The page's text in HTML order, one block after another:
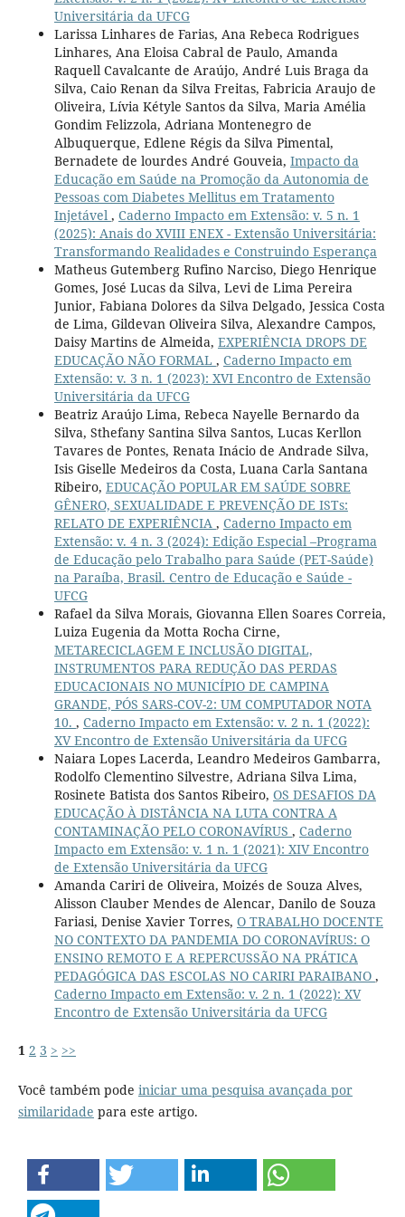
Universitária da UFCG
Larissa Linhares de Farias, Ana Rebeca Rodrigues
Linhares, Ana Eloisa Cabral de Paulo, Amanda
Raquell Cavalcante de Araújo, André Luis Braga da
Silva, Caio Renan da Silva Freitas, Fabricia Araujo de
Oliveira, Lívia Kétyle Santos da Silva, Maria Amélia
Gondim Felizzola, Adriana Montenegro de
Albuquerque, Edlene Régis da Silva Pimental,
Bernadete de lourdes André Gouveia, Impacto da
Educação em Saúde na Promoção da Autonomia de
Pessoas com Diabetes Mellitus em Tratamento
Injetável , Caderno Impacto em Extensão: v. 5 n. 1
(2025): Anais do XVIII ENEX - Extensão Universitária:
Transformando Realidades e Construindo Esperança
Matheus Gutemberg Rufino Narciso, Diego Henrique
Gomes, José Lucas da Silva, Levi de Lima Pereira
Junior, Fabiana Dolores da Silva Delgado, Jessica Costa
de Lima, Gildevan Oliveira Silva, Alexandre Campos,
Daisy Martins de Almeida, EXPERIÊNCIA DROPS DE
EDUCAÇÃO NÃO FORMAL , Caderno Impacto em
Extensão: v. 3 n. 1 (2023): XVI Encontro de Extensão
Universitária da UFCG
Beatriz Araújo Lima, Rebeca Nayelle Bernardo da
Silva, Sthefany Santina Silva Santos, Lucas Kerllon
Tavares de Pontes, Renata Inácio de Andrade Silva,
Isis Giselle Medeiros da Costa, Luana Carla Santana
Ribeiro, EDUCAÇÃO POPULAR EM SAÚDE SOBRE
GÊNERO, SEXUALIDADE E PREVENÇÃO DE ISTs:
RELATO DE EXPERIÊNCIA , Caderno Impacto em
Extensão: v. 4 n. 3 (2024): Edição Especial –Programa
de Educação pelo Trabalho para Saúde (PET-Saúde)
na Paraíba, Brasil. Centro de Educação e Saúde -
UFCG
Rafael da Silva Morais, Giovanna Ellen Soares Correia,
Luiza Eugenia da Motta Rocha Cirne,
METARECICLAGEM E INCLUSÃO DIGITAL,
INSTRUMENTOS PARA REDUÇÃO DAS PERDAS
EDUCACIONAIS NO MUNICÍPIO DE CAMPINA
GRANDE, PÓS SARS-COV-2: UM COMPUTADOR NOTA
10. , Caderno Impacto em Extensão: v. 2 n. 1 (2022):
XV Encontro de Extensão Universitária da UFCG
Naiara Lopes Lacerda, Leandro Medeiros Gambarra,
Rodolfo Clementino Silvestre, Adriana Silva Lima,
Rosinete Batista dos Santos Ribeiro, OS DESAFIOS DA
EDUCAÇÃO À DISTÂNCIA NA LUTA CONTRA A
CONTAMINAÇÃO PELO CORONAVÍRUS , Caderno
Impacto em Extensão: v. 1 n. 1 (2021): XIV Encontro
de Extensão Universitária da UFCG
Amanda Cariri de Oliveira, Moizés de Souza Alves,
Alisson Clauber Mendes de Alencar, Danilo de Souza
Fariasi, Denise Xavier Torres, O TRABALHO DOCENTE
NO CONTEXTO DA PANDEMIA DO CORONAVÍRUS: O
ENSINO REMOTO E A REPERCUSSÃO NA PRÁTICA
PEDAGÓGICA DAS ESCOLAS NO CARIRI PARAIBANO ,
Caderno Impacto em Extensão: v. 2 n. 1 (2022): XV
Encontro de Extensão Universitária da UFCG
1 2 3 > >>
Você também pode iniciar uma pesquisa avançada por
similaridade para este artigo.